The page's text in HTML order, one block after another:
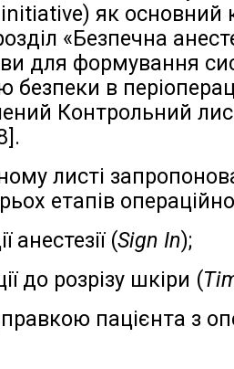
як основний
«Безпечна
для формування
безпеки в
Контрольний
листі
етапів
анестезії (Sign In);
до розрізу шкіри (
пацієнта з